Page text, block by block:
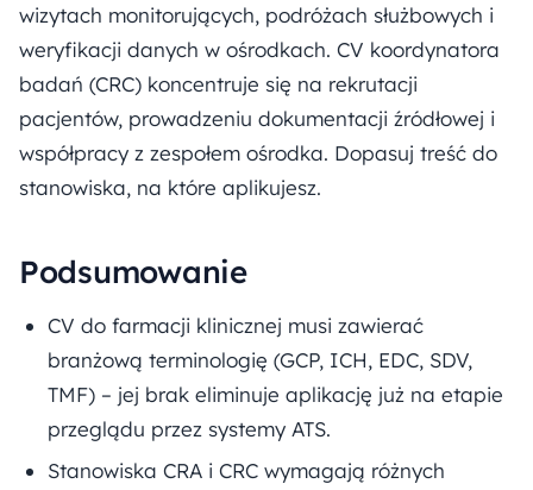
wizytach monitorujących, podróżach służbowych i
weryfikacji danych w ośrodkach. CV koordynatora
badań (CRC) koncentruje się na rekrutacji
pacjentów, prowadzeniu dokumentacji źródłowej i
współpracy z zespołem ośrodka. Dopasuj treść do
stanowiska, na które aplikujesz.
Podsumowanie
CV do farmacji klinicznej musi zawierać
branżową terminologię (GCP, ICH, EDC, SDV,
TMF) – jej brak eliminuje aplikację już na etapie
przeglądu przez systemy ATS.
Stanowiska CRA i CRC wymagają różnych